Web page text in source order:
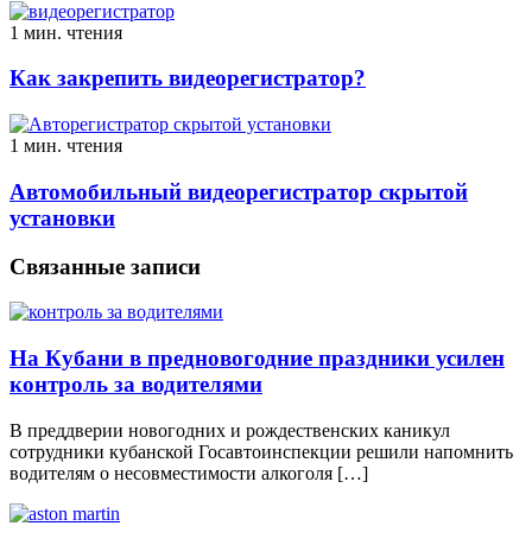
1 мин. чтения
Как закрепить видеорегистратор?
1 мин. чтения
Автомобильный видеорегистратор скрытой
установки
Связанные записи
На Кубани в предновогодние праздники усилен
контроль за водителями
В преддверии новогодних и рождественских каникул
сотрудники кубанской Госавтоинспекции решили напомнить
водителям о несовместимости алкоголя […]